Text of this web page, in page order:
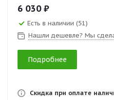
6 030 ₽
Есть в наличии (51)
Нашли дешевле? Мы
Подробнее
Скидка при оплате